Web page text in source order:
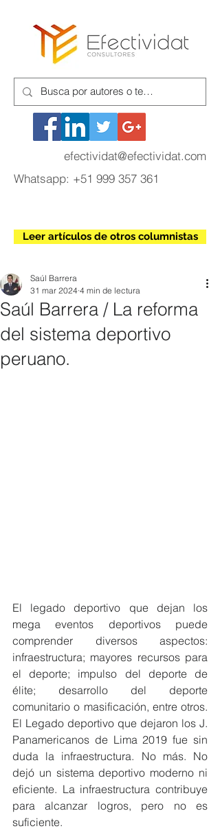
efectividat@efectividat.com
Whatsapp: +51 999 357 361
Leer artículos de otros columnistas
Saúl Barrera / La reforma
del sistema deportivo
peruano.
Saúl Barrera
31 mar 2024 4 min de lectura
El legado deportivo que dejan los
mega eventos deportivos puede
comprender diversos aspectos:
infraestructura; mayores recursos para
el deporte; impulso del deporte de
élite; desarrollo del deporte
comunitario o masificación, entre otros.
El Legado deportivo que dejaron los J.
Panamericanos de Lima 2019 fue sin
duda la infraestructura. No más. No
dejó un sistema deportivo moderno ni
eficiente. La infraestructura contribuye
para alcanzar logros, pero no es
suficiente.